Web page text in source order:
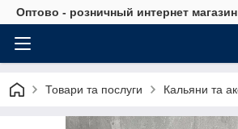
Оптово - розничный интернет
Товари та послуги Кальяни та